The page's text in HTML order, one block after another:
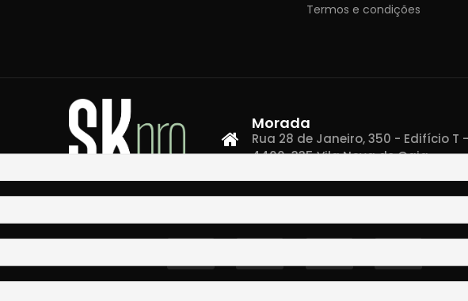
Termos e condições
Morada
Rua 28 de Janeiro, 350 - Edifício T -
4400-335 Vila Nova de Gaia